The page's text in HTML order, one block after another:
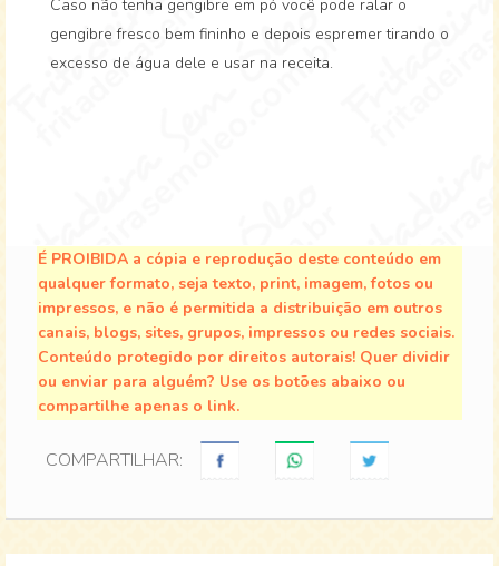
Caso não tenha gengibre em pó você pode ralar o
gengibre fresco bem fininho e depois espremer tirando o
excesso de água dele e usar na receita.
É PROIBIDA a cópia e reprodução deste conteúdo em
qualquer formato, seja texto, print, imagem, fotos ou
impressos, e não é permitida a distribuição em outros
canais, blogs, sites, grupos, impressos ou redes sociais.
Conteúdo protegido por direitos autorais! Quer dividir
ou enviar para alguém? Use os botões abaixo ou
compartilhe apenas o link.
COMPARTILHAR: